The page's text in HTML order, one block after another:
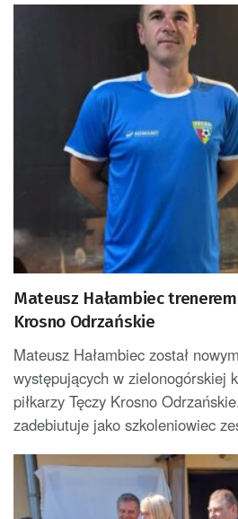
Mateusz Hałambiec
Krosno Odrzańskie
Mateusz Hałambiec został
występujących w zielonogórskiej
piłkarzy Tęczy Krosno
zadebiutuje jako szkoleniowiec